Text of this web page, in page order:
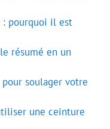
: pourquoi il est
résumé en un
soulager votre
une ceinture